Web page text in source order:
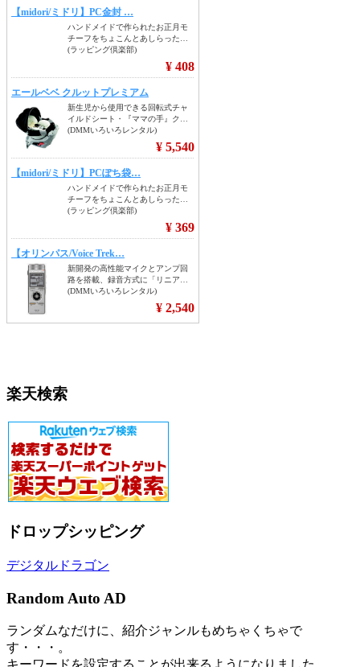
楽天検索
ドロップシッピング
デジタルドラゴン
Random Auto AD
ランダムなだけに、紹介ジャンルもめちゃくちゃで
す・・・。
キーワードを設定することが出来るようになりました。